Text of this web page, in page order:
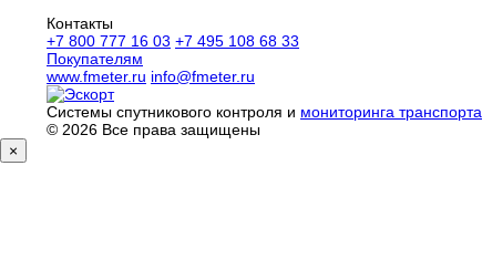
Контакты
+7 800 777 16 03 +7 495 108 68 33
Покупателям
www.fmeter.ru info@fmeter.ru
Системы спутникового контроля и мониторинга транспорта
© 2026 Все права защищены
×